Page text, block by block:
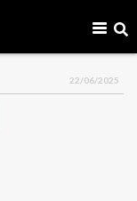
22/06/2025